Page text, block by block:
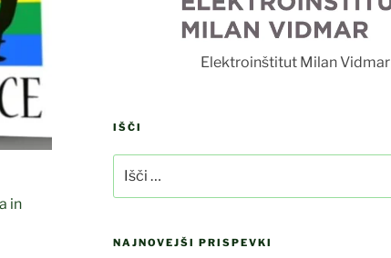
in
Elektroinštitut Milan Vidmar
IŠČI
NAJNOVEJŠI PRISPEVKI